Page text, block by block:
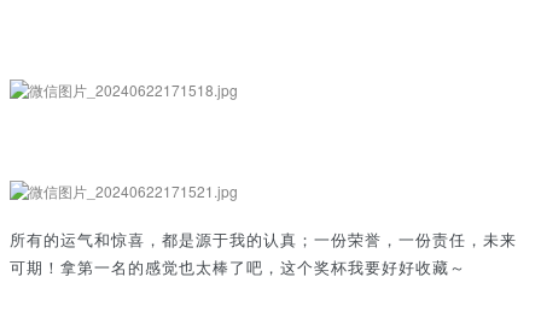
所有的运气和惊喜，都是源于我的认真；一份荣誉，一份责任，未来
可期！ 拿第一名的感觉也太棒了吧，这个奖杯我要好好收藏～